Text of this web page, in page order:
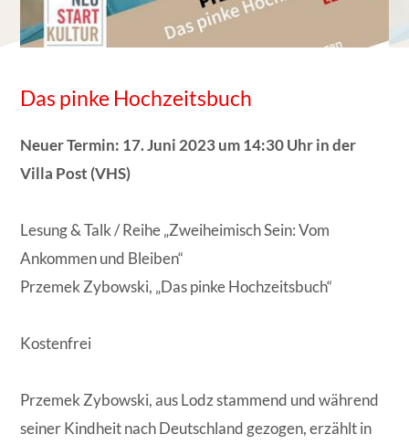
Das pinke Hochzeitsbuch
Neuer Termin: 17. Juni 2023 um 14:30 Uhr in der
Villa Post (VHS)
Lesung & Talk / Reihe „Zweiheimisch Sein: Vom
Ankommen und Bleiben“
Przemek Zybowski, „Das pinke Hochzeitsbuch“
Kostenfrei
Przemek Zybowski, aus Lodz stammend und während
seiner Kindheit nach Deutschland gezogen, erzählt in